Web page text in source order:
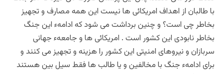
با طالبان از اهداف امریکائی ها نیست این همه مصارف و تجهیز
بخاطر چی است؟ و چنین برداشت می شود که ادامهء این جنگ
بخاطر نابودی این کشور است . امریکائی ها و جامعهء جهانی
سربازان و نیروهای امنیتی این کشور را هزینه و تجهیز می کنند و
برای ادامهء جنگ با مخالفین و یا طالب ها فقط سیل بین هستند